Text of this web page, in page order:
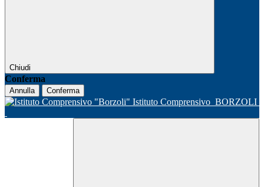
Chiudi
Conferma
Annulla Conferma
Istituto Comprensivo BORZOLI